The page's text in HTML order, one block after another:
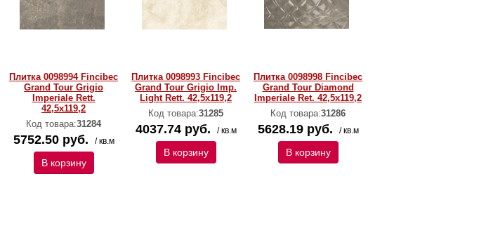
Плитка 0098994 Fincibec
Grand Tour Grigio
Imperiale Rett.
42,5x119,2
Код товара:31284
5752.50 руб. / кв.м
В корзину
Плитка 0098993 Fincibec
Grand Tour Grigio Imp.
Light Rett. 42,5x119,2
Код товара:31285
4037.74 руб. / кв.м
В корзину
Плитка 0098998 Fincibec
Grand Tour Diamond
Imperiale Ret. 42,5x119,2
Код товара:31286
5628.19 руб. / кв.м
В корзину